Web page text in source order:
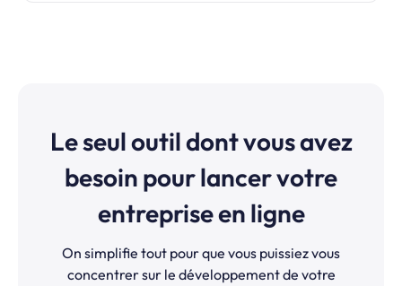
Le seul outil dont vous avez
besoin pour lancer votre
entreprise en ligne
On simplifie tout pour que vous puissiez vous
concentrer sur le développement de votre